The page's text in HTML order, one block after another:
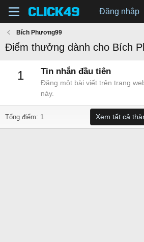
Đăng nhập
Bích Phương99
Điểm thưởng dành cho Bích
1 Tin nhắn đầu tiên
Đăng một bài viết trên trang
này.
Tổng điểm: 1 Xem tất cả